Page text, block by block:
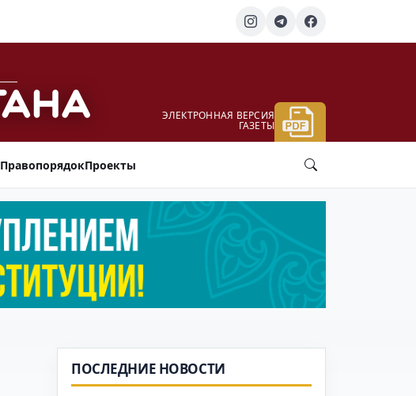
ЭЛЕКТРОННАЯ ВЕРСИЯ
ГАЗЕТЫ
ПравопорядокПроекты
ПОСЛЕДНИЕ НОВОСТИ